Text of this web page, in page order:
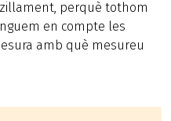
perquè tothom
en compte les
amb què mesureu